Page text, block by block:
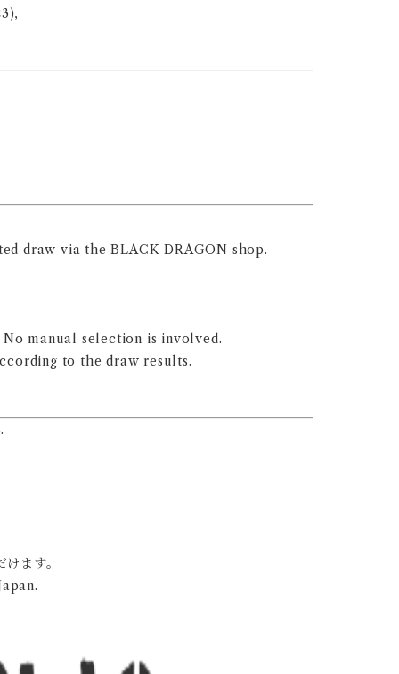
draw via the BLACK DRAGON shop.
manual selection is involved.
to the draw results.
ます。